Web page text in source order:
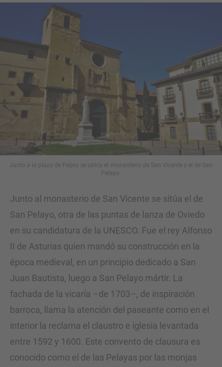
Junto a la plaza de Feijoo se ubica el monasterio de San Vicente y el de San
Pelayo.
Junto al monasterio de San Vicente se sitúa el de
San Pelayo, otra de las puntas de lanza de Oviedo
en su candidatura de la UNESCO. Fue el rey Alfonso
II de Asturias quien mandó su construcción en la
época medieval, en un principio dedicado a San
Juan Bautista, luego a San Pelayo mártir. La
fachada de la vicaría –de 1703–, de inspiración
barroca, llama la atención del paseante como en el
interior la reclama el claustro e iglesia levantada
entre 1592 y 1600. Este convento de clausura es
conocido como el de las Pelayas por las monjas